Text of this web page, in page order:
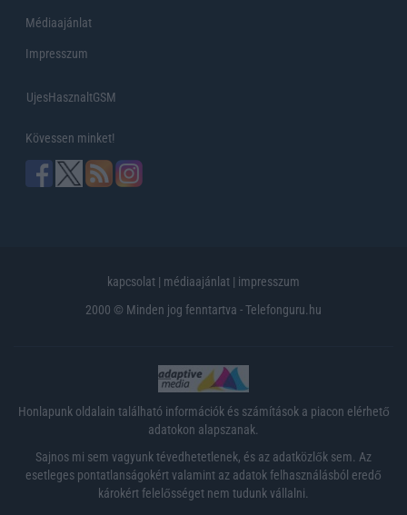
Médiaajánlat
Impresszum
UjesHasznaltGSM
Kövessen minket!
kapcsolat | médiaajánlat | impresszum
2000 © Minden jog fenntartva - Telefonguru.hu
Honlapunk oldalain található információk és számítások a piacon elérhető
adatokon alapszanak.
Sajnos mi sem vagyunk tévedhetetlenek, és az adatközlők sem. Az
esetleges pontatlanságokért valamint az adatok felhasználásból eredő
károkért felelősséget nem tudunk vállalni.